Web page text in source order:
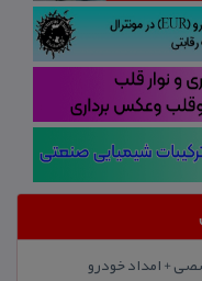
+ امداد خودرو